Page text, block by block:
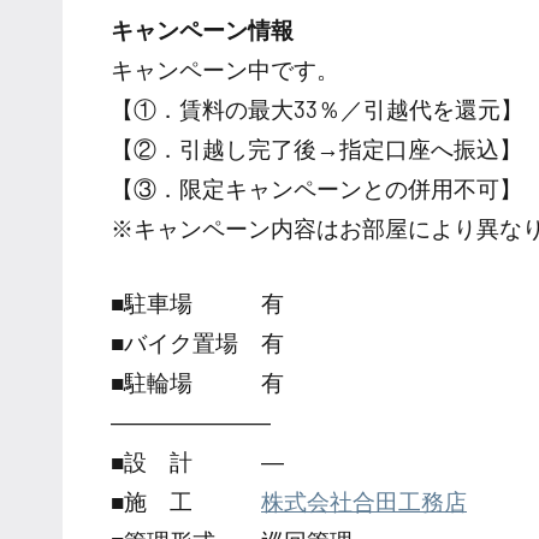
キャンペーン情報
キャンペーン中です。
【①．賃料の最大33％／引越代を還元】
【②．引越し完了後→指定口座へ振込】
【③．限定キャンペーンとの併用不可】
※キャンペーン内容はお部屋により異な
■駐車場 有
■バイク置場 有
■駐輪場 有
―――――――
■設 計 ―
■施 工 株式会社合田工務店